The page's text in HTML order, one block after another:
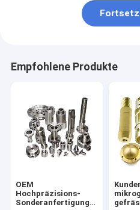
Empfohlene Produkte
OEM
Hochpräzisions-
Sonderanfertigung